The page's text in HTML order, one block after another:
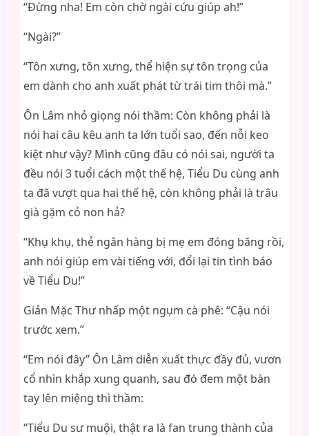
“Đừng nha! Em còn chờ ngài cứu giúp ah!”
“Ngài?”
“Tôn xưng, tôn xưng, thể hiện sự tôn trọng của
em dành cho anh xuất phát từ trái tim thôi mà.”
Ôn Lâm nhỏ giọng nói thầm: Còn không phải là
nói hai câu kêu anh ta lớn tuổi sao, đến nỗi keo
kiệt như vậy? Mình cũng đâu có nói sai, người ta
đều nói 3 tuổi cách một thế hệ, Tiểu Du cùng anh
ta đã vượt qua hai thế hệ, còn không phải là trâu
già gặm cỏ non hả?
“Khụ khụ, thẻ ngân hàng bị mẹ em đóng băng rồi,
anh nói giúp em vài tiếng với, đổi lại tin tình báo
về Tiểu Du!”
Giản Mặc Thư nhấp một ngụm cà phê: “Cậu nói
trước xem.”
“Em nói đây” Ôn Lâm diễn xuất thực đầy đủ, vươn
cổ nhìn khắp xung quanh, sau đó đem một bàn
tay lên miệng thì thầm:
“Tiểu Du sư muội, thật ra là fan trung thành của